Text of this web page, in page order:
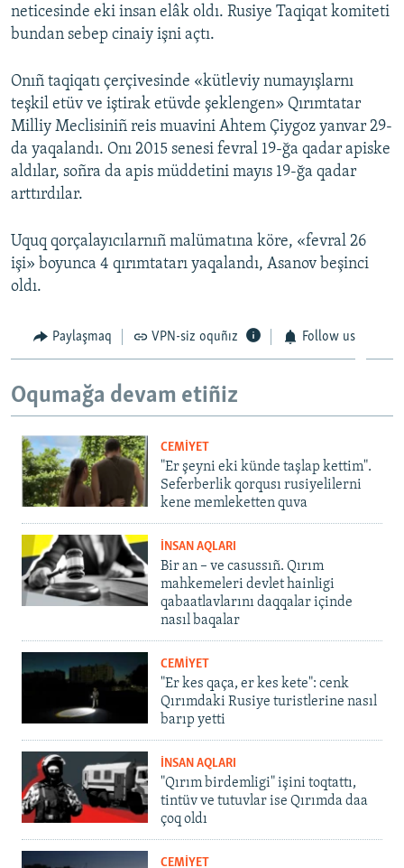
neticesinde eki insan elâk oldı. Rusiye Taqiqat komiteti
bundan sebep cinaiy işni açtı.
Onıñ taqiqatı çerçivesinde «kütleviy numayışlarnı
teşkil etüv ve iştirak etüvde şeklengen» Qırımtatar
Milliy Meclisiniñ reis muavini Ahtem Çiygoz yanvar 29-
da yaqalandı. Onı 2015 senesi fevral 19-ğa qadar apiske
aldılar, soñra da apis müddetini mayıs 19-ğa qadar
arttırdılar.
Uquq qorçalayıcılarnıñ malümatına köre, «fevral 26
işi» boyunca 4 qırımtatarı yaqalandı, Asanov beşinci
oldı.
Paylaşmaq VPN-siz oquñız Follow us
Oqumağa devam etiñiz
CEMİYET
"Er şeyni eki künde taşlap kettim".
Seferberlik qorqusı rusiyelilerni
kene memleketten quva
İNSAN AQLARI
Bir an – ve casussıñ. Qırım
mahkemeleri devlet hainligi
qabaatlavlarını daqqalar içinde
nasıl baqalar
CEMİYET
"Er kes qaça, er kes kete": cenk
Qırımdaki Rusiye turistlerine nasıl
barıp yetti
İNSAN AQLARI
"Qırım birdemligi" işini toqtattı,
tintüv ve tutuvlar ise Qırımda daa
çoq oldı
CEMİYET